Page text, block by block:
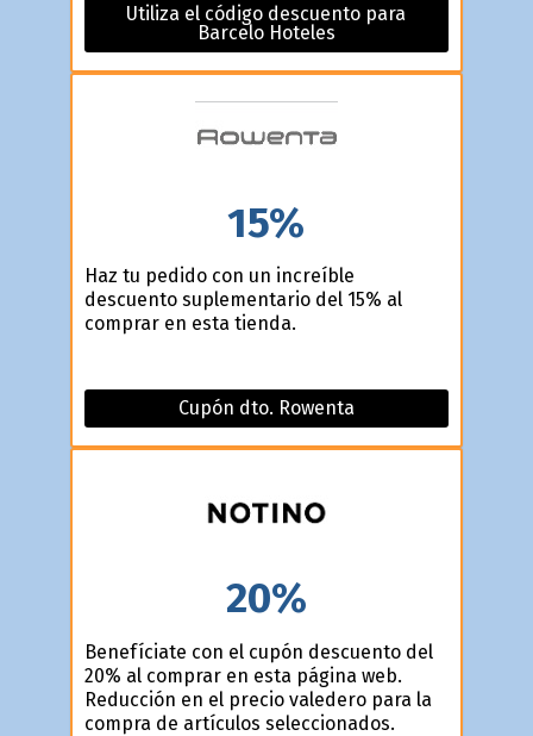
Utiliza el código descuento para
Barcelo Hoteles
15%
Haz tu pedido con un increíble
descuento suplementario del 15% al
comprar en esta tienda.
Cupón dto. Rowenta
20%
Benefíciate con el cupón descuento del
20% al comprar en esta página web.
Reducción en el precio valedero para la
compra de artículos seleccionados.